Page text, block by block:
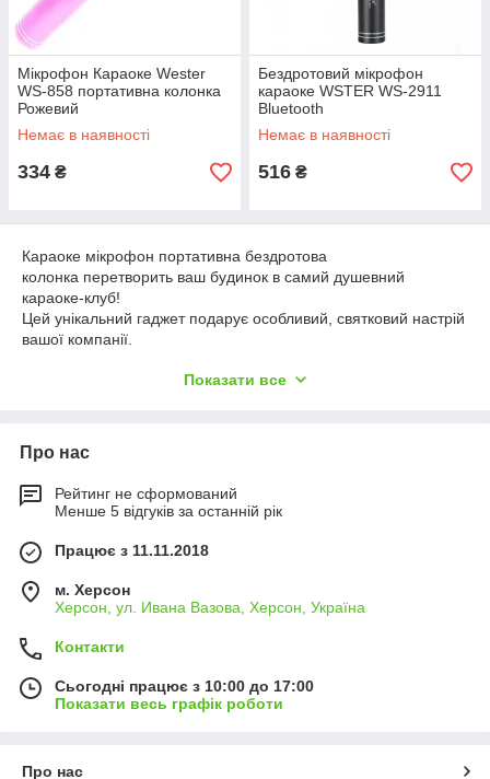
Мікрофон Караоке Wester
WS-858 портативна колонка
Рожевий
Немає в наявності
334 ₴
Бездротовий мікрофон
караоке WSTER WS-2911
Bluetooth
Немає в наявності
516 ₴
Караоке мікрофон портативна бездротова
колонка перетворить ваш будинок в самий душевний
караоке-клуб!
Цей унікальний гаджет подарує особливий, святковий настрій
вашої компанії.
кожен, і скільки душа забажає. В оточенні друзів завжди легко,
приємно і весело.
А якщо при цьому серед вас є талановиті виконавці - всі
будуть просто в захваті!
караоке-вечір!
Показати все
Про нас
Рейтинг не сформований
Менше 5 відгуків за останній рік
Працює з 11.11.2018
м. Херсон
Херсон, ул. Ивана Вазова, Херсон, Україна
Контакти
Сьогодні працює з 10:00 до 17:00
Показати весь графік роботи
Про нас